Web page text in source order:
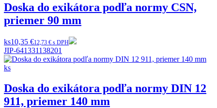
Doska do exikátora podľa normy CSN,
priemer 90 mm
ks10,35 €12,73 € s DPH
JIP-641331138201
Doska do exikátora podľa normy DIN 12
911, priemer 140 mm